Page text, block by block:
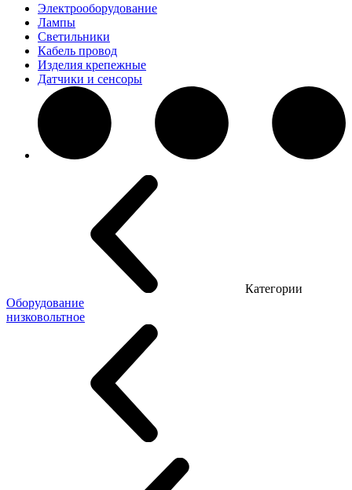
Электрооборудование
Лампы
Светильники
Кабель провод
Изделия крепежные
Датчики и сенсоры
Категории
Оборудование
низковольтное